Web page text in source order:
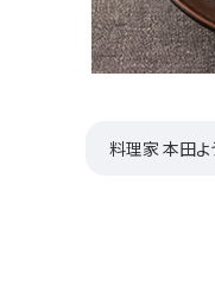
料理家 本田よ